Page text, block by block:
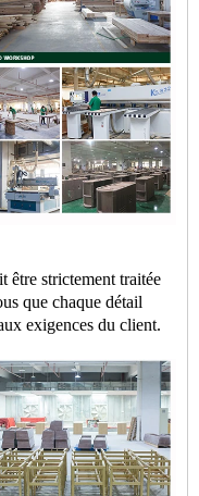
être strictement traitée
que chaque détail
exigences du client.